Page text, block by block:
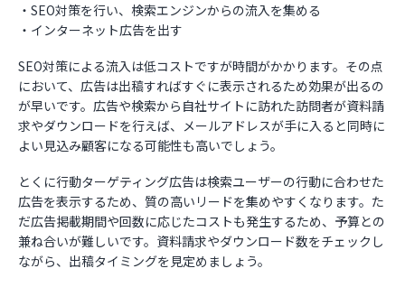
・SEO対策を行い、検索エンジンからの流入を集める
・インターネット広告を出す
SEO対策による流入は低コストですが時間がかかります。その点
において、広告は出稿すればすぐに表示されるため効果が出るの
が早いです。広告や検索から自社サイトに訪れた訪問者が資料請
求やダウンロードを行えば、メールアドレスが手に入ると同時に
よい見込み顧客になる可能性も高いでしょう。
とくに行動ターゲティング広告は検索ユーザーの行動に合わせた
広告を表示するため、質の高いリードを集めやすくなります。た
だ広告掲載期間や回数に応じたコストも発生するため、予算との
兼ね合いが難しいです。資料請求やダウンロード数をチェックし
ながら、出稿タイミングを見定めましょう。